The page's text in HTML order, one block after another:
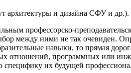
архитектуры и дизайна СФУ и др.).
профессорско-
между ними не так очевиден.
навыки, то прямая
отношений, программных или
их будущей